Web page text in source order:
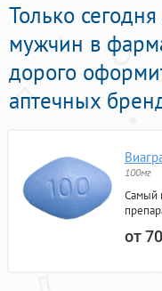
Только
мужчин в
дорого
аптечных
100мг
Самый
от